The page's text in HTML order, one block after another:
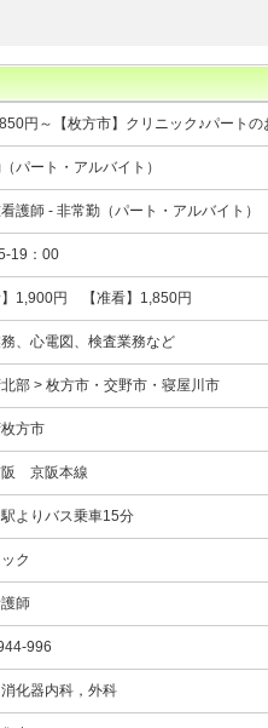
円～【枚方市】クリニック♪パートの
パート・アルバイト）
護師 - 非常勤（パート・アルバイト）
19：00
】1,900円 【准看】1,850円
、心電図、検査業務など
部 > 枚方市・交野市・寝屋川市
方市
京阪本線
よりバス乗車15分
ク
師
996
化器内科，外科